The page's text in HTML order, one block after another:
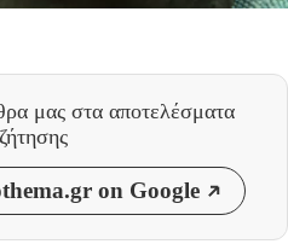
μας στα αποτελέσματα
on Google